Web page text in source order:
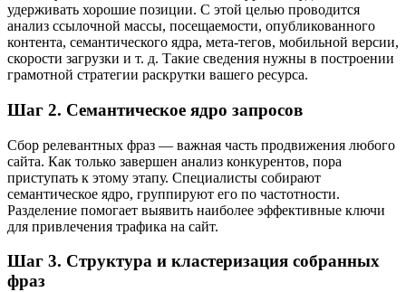
удерживать хорошие позиции. С этой целью проводится
анализ ссылочной массы, посещаемости, опубликованного
контента, семантического ядра, мета-тегов, мобильной версии,
скорости загрузки и т. д. Такие сведения нужны в построении
грамотной стратегии раскрутки вашего ресурса.
Шаг 2. Семантическое ядро запросов
Сбор релевантных фраз — важная часть продвижения любого
сайта. Как только завершен анализ конкурентов, пора
приступать к этому этапу. Специалисты собирают
семантическое ядро, группируют его по частотности.
Разделение помогает выявить наиболее эффективные ключи
для привлечения трафика на сайт.
Шаг 3. Структура и кластеризация собранных
фраз